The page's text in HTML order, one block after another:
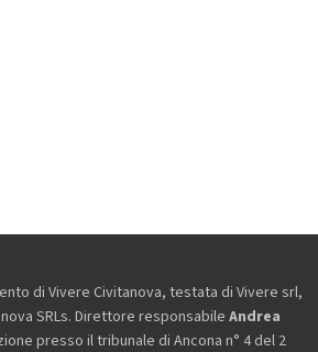
di Vivere Civitanova, testata di Vivere srl,
SRLs. Direttore responsabile Andrea
presso il tribunale di Ancona n° 4 del 2